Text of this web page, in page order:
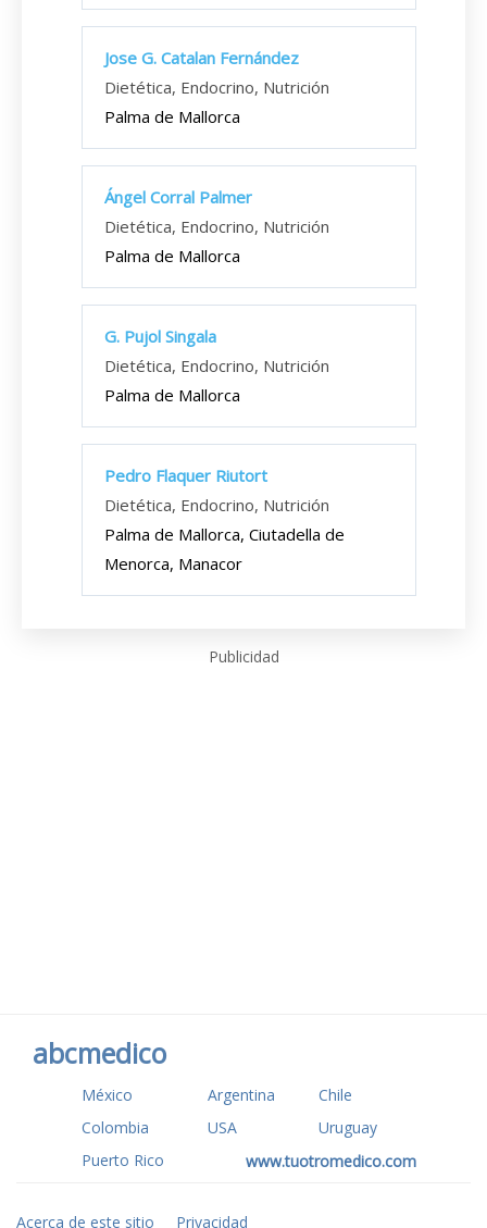
Jose G. Catalan Fernández
Dietética, Endocrino, Nutrición
Palma de Mallorca
Ángel Corral Palmer
Dietética, Endocrino, Nutrición
Palma de Mallorca
G. Pujol Singala
Dietética, Endocrino, Nutrición
Palma de Mallorca
Pedro Flaquer Riutort
Dietética, Endocrino, Nutrición
Palma de Mallorca, Ciutadella de
Menorca, Manacor
Publicidad
abcmedico
México Argentina
Chile
Colombia
USA
Uruguay
Puerto Rico
www.tuotromedico.com
Acerca de este sitio Privacidad